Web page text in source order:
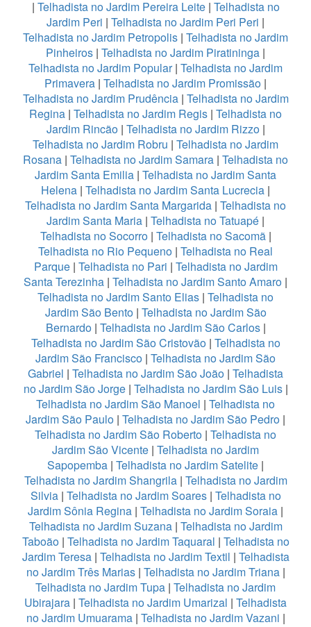
| Telhadista no Jardim Pereira Leite| Telhadista no
Jardim Peri | Telhadista no Jardim Peri Peri |
Telhadista no Jardim Petropolis | Telhadista no Jardim
Pinheiros | Telhadista no Jardim Piratininga |
Telhadista no Jardim Popular| Telhadista no Jardim
Primavera | Telhadista no Jardim Promissão |
Telhadista no Jardim Prudência| Telhadista no Jardim
Regina | Telhadista no Jardim Regis | Telhadista no
Jardim Rincão| Telhadista no Jardim Rizzo|
Telhadista no Jardim Robru | Telhadista no Jardim
Rosana | Telhadista no Jardim Samara | Telhadista no
Jardim Santa Emilia | Telhadista no Jardim Santa
Helena | Telhadista no Jardim Santa Lucrecia |
Telhadista no Jardim Santa Margarida | Telhadista no
Jardim Santa Maria | Telhadista no Tatuapé |
Telhadista no Socorro| Telhadista no Sacomã|
Telhadista no Rio Pequeno | Telhadista no Real
Parque| Telhadista no Pari | Telhadista no Jardim
Santa Terezinha | Telhadista no Jardim Santo Amaro |
Telhadista no Jardim Santo Elias | Telhadista no
Jardim São Bento| Telhadista no Jardim São
Bernardo| Telhadista no Jardim São Carlos|
Telhadista no Jardim São Cristovão| Telhadista no
Jardim São Francisco | Telhadista no Jardim São
Gabriel | Telhadista no Jardim São João | Telhadista
no Jardim São Jorge| Telhadista no Jardim São Luis|
Telhadista no Jardim São Manoel | Telhadista no
Jardim São Paulo | Telhadista no Jardim São Pedro |
Telhadista no Jardim São Roberto | Telhadista no
Jardim São Vicente | Telhadista no Jardim
Sapopemba | Telhadista no Jardim Satelite |
Telhadista no Jardim Shangrila| Telhadista no Jardim
Silvia| Telhadista no Jardim Soares| Telhadista no
Jardim Sônia Regina | Telhadista no Jardim Soraia |
Telhadista no Jardim Suzana| Telhadista no Jardim
Taboão| Telhadista no Jardim Taquaral | Telhadista no
Jardim Teresa| Telhadista no Jardim Textil | Telhadista
no Jardim Três Marias| Telhadista no Jardim Triana|
Telhadista no Jardim Tupa | Telhadista no Jardim
Ubirajara | Telhadista no Jardim Umarizal | Telhadista
no Jardim Umuarama| Telhadista no Jardim Vazani |